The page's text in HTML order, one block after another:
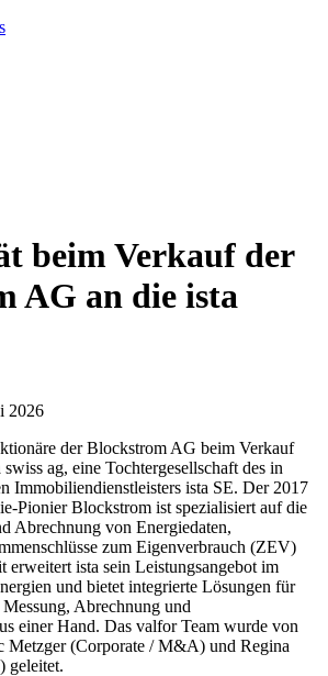
beim Verkauf der
AG an die ista
2026
der Blockstrom AG beim Verkauf
ag, eine Tochtergesellschaft des in
Immobiliendienstleisters ista SE. Der 2017
Pionier Blockstrom ist spezialisiert auf die
Abrechnung von Energiedaten,
zum Eigenverbrauch (ZEV)
ista sein Leistungsangebot im
und bietet integrierte Lösungen für
Abrechnung und
einer Hand. Das valfor Team wurde von
Metzger (Corporate / M&A) und Regina
geleitet.